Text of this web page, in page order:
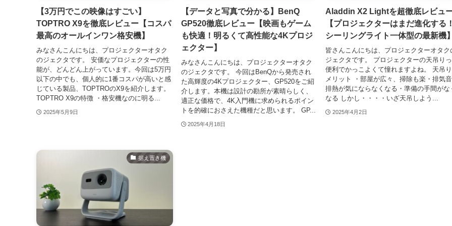
【3万円でこの映像はすごい】
TOPTRO X9を徹底レビュー【コスパ
最高のオールインワン格安機】
みなさんこんにちは、プロジェクターオタク
のジェクタです。 安価なプロジェクターの性
能が、どんどん上がっています。今回は5万円
以下の中でも、個人的に1番コスパが高いと感
じている製品、TOPTROのX9を紹介します。
TOPTRO X9の特徴 ・格安機なのに明る...
2025年5月9日
【データと写真で分かる】BenQ
GP520徹底レビュー【映画もゲーム
も快適！明るくて高性能な4Kプロジ
ェクター】
みなさんこんにちは、プロジェクターオタク
のジェクタです。 今回はBenQから発売され
た高輝度の4Kプロジェクター、GP520をご紹
介します。本機は設計の勘所が素晴らしく、
適正な価格で、4K入門機に求められるポイン
トを的確におさえた機種だと思います。 GP...
2025年4月18日
Aladdin X2 Lightを超徹底レビュ
【プロジェクターはまだ進化する！
シーリングライト一体型の最新機】
皆さんこんにちは、プロジェクターオタク
ジェクタです。 プロジェクターの天吊り
便利でかっこよくて憧れますよね。 天吊
メリット ・部屋が広々、掃除も楽・排気
排熱が気にならなくなる・準備の手間がな
なる しかし・・・・いざ天吊しよう...
2025年4月2日
据え置き機